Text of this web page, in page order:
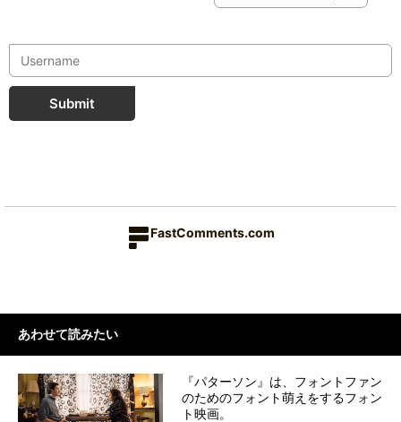
Submit
FastComments.com
あわせて読みたい
『パターソン』は、フォントファン
のためのフォント萌えをするフォン
ト映画。